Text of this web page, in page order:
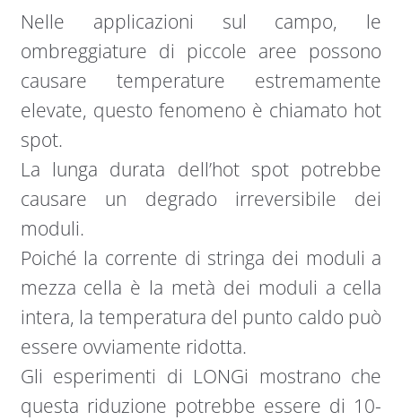
Nelle applicazioni sul campo, le
ombreggiature di piccole aree possono
causare temperature estremamente
elevate, questo fenomeno è chiamato hot
spot.
La lunga durata dell’hot spot potrebbe
causare un degrado irreversibile dei
moduli.
Poiché la corrente di stringa dei moduli a
mezza cella è la metà dei moduli a cella
intera, la temperatura del punto caldo può
essere ovviamente ridotta.
Gli esperimenti di LONGi mostrano che
questa riduzione potrebbe essere di 10-